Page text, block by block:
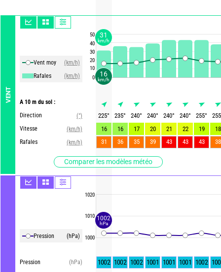
VENT
Vent moy
(km/h)
Rafales
(km/h)
A 10 m du sol :
Direction
(°)
Vitesse
(km/h)
Rafales
(km/h)
Comparer les modèles météo
Pression (hPa)
Pression (hPa)
50
40
30
20
10
0
1020
1010
1000
225° 235° 240° 240° 240° 240° 255°
255
16
16 17 20 21 22 19
18
31
36 35 39 43 43 43 38
1002 1002 1002 1001 1001 1001 1002
16
km/h
31
km/h
1002
hPa